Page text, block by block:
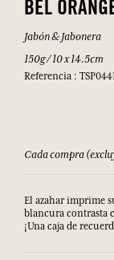
BEL
Jabón & Jabonera
150g / 10 x 14.5cm
Referencia :
Cada compra
El azahar imprime
blancura contrasta
¡Una caja de